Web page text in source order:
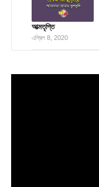
আত্মতৃপ্তি
এপ্রিল 8, 2020